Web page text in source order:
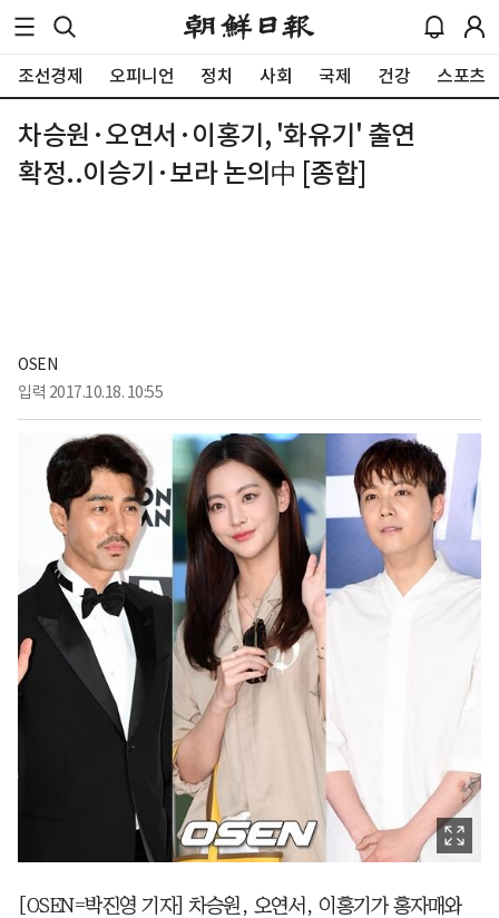
조선경제 오피니언 정치 사회 국제 건강 스포츠
차승원·오연서·이홍기, '화유기' 출연
확정..이승기·보라 논의中 [종합]
OSEN
입력 2017.10.18. 10:55
[OSEN=박진영 기자] 차승원, 오연서, 이홍기가 홍자매와